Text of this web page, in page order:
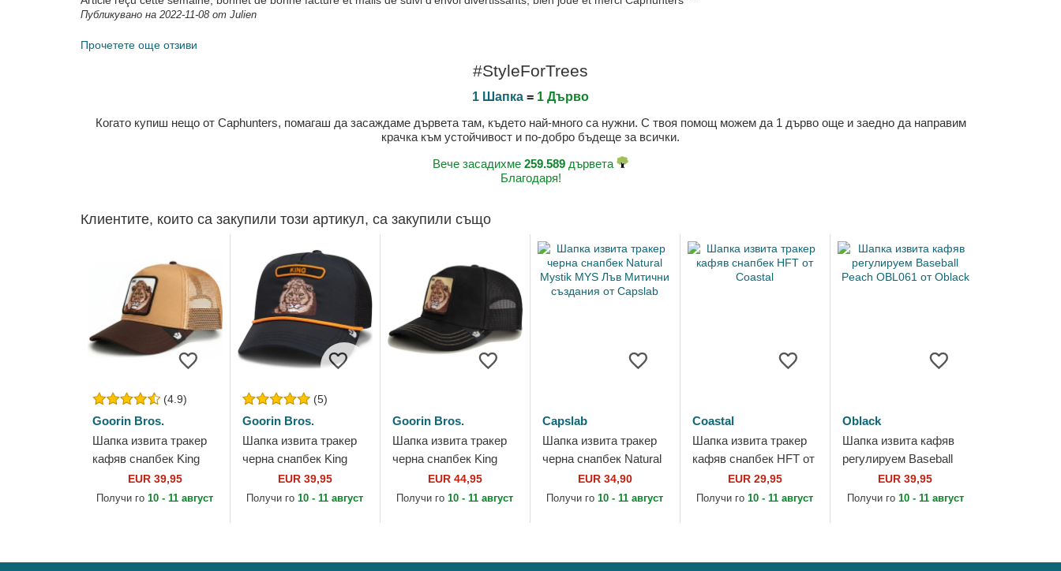
Публикувано на 2022-11-08 от Julien
Прочетете още отзиви
#StyleForTrees
1 Шапка = 1 Дърво
Когато купиш нещо от Caphunters, помагаш да засаждаме дървета там, където най-много са нужни. С твоя помощ можем да 1 дърво още и заедно да направим
крачка към устойчивост и по-добро бъдеще за всички.
Вече засадихме 259.589 дървета
Благодаря!
Клиентите, които са закупили този артикул, са закупили също
(4.9)
Goorin Bros.
Шапка извита тракер
кафяв снапбек King
Mane Man The Farm от
Goorin Bros.
EUR 39,95
Получи го10 - 11 август
(5)
Goorin Bros.
Шапка извита тракер
черна снапбек King
GB2 Lion The Rocker
The Farm от Goorin
EUR 39,95
Получи го10 - 11 август
Goorin Bros.
Шапка извита тракер
черна снапбек King
Golden Suede The
Farm от Goorin Bros.
EUR 44,95
Получи го10 - 11 август
Capslab
Шапка извита тракер
черна снапбек Natural
Mystik MYS Лъв
Митични създания от
EUR 34,90
Получи го10 - 11 август
Coastal
Шапка извита тракер
кафяв снапбек HFT от
CoastalEUR 29,95
Получи го10 - 11 август
Oblack
Шапка извита кафяв
регулируем Baseball
Peach OBL061 от
Oblack
EUR 39,95
Получи го 10 - 11 август